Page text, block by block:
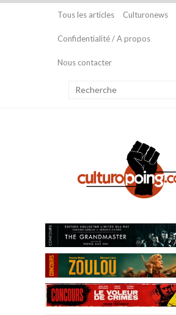
Tous les articles Culturonews
Confidentialité / A propos
Nous contacter